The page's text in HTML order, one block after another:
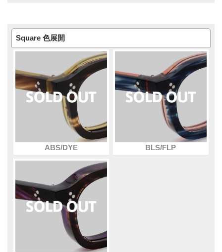
Square 色展開
ABS/DYE BLS/FLP